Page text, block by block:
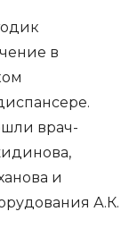
в
врач-
и
А.К.